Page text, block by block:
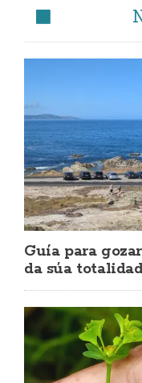
Guía para
da súa